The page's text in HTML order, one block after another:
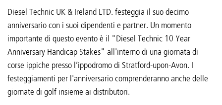
Diesel Technic UK & Ireland LTD. festeggia il suo decimo
anniversario con i suoi dipendenti e partner. Un momento
importante di questo evento è il "Diesel Technic 10 Year
Anniversary Handicap Stakes" all'interno di una giornata di
corse ippiche presso l’ippodromo di Stratford-upon-Avon. I
festeggiamenti per l'anniversario comprenderanno anche delle
giornate di golf insieme ai distributori.